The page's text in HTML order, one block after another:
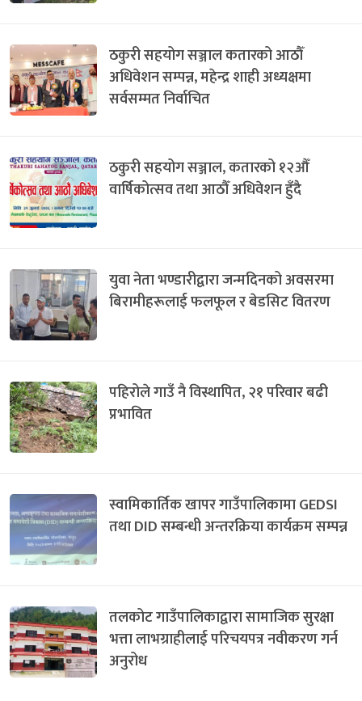
ठकुरी सहयोग सञ्जाल कतारको आठौँ
अधिवेशन सम्पन्न, महेन्द्र शाही अध्यक्षमा
सर्वसम्मत निर्वाचित
ठकुरी सहयोग सञ्जाल, कतारको १२औँ
वार्षिकोत्सव तथा आठौँ अधिवेशन हुँदै
युवा नेता भण्डारीद्वारा जन्मदिनको अवसरमा
बिरामीहरूलाई फलफूल र बेडसिट वितरण
पहिरोले गाउँ नै विस्थापित, २१ परिवार बढी
प्रभावित
स्वामिकार्तिक खापर गाउँपालिकामा GEDSI
तथा DID सम्बन्धी अन्तरक्रिया कार्यक्रम सम्पन्न
तलकोट गाउँपालिकाद्वारा सामाजिक सुरक्षा
भत्ता लाभग्राहीलाई परिचयपत्र नवीकरण गर्न
अनुरोध